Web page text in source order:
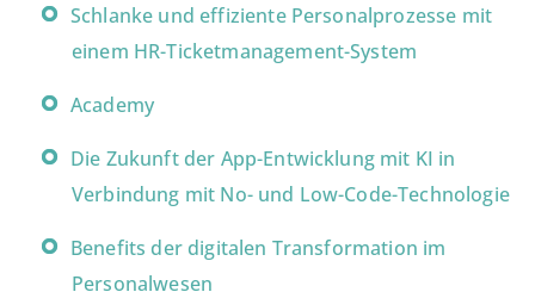
Schlanke und effiziente Personalprozesse mit
einem HR-Ticketmanagement-System
Academy
Die Zukunft der App-Entwicklung mit KI in
Verbindung mit No- und Low-Code-Technologie
Benefits der digitalen Transformation im
Personalwesen